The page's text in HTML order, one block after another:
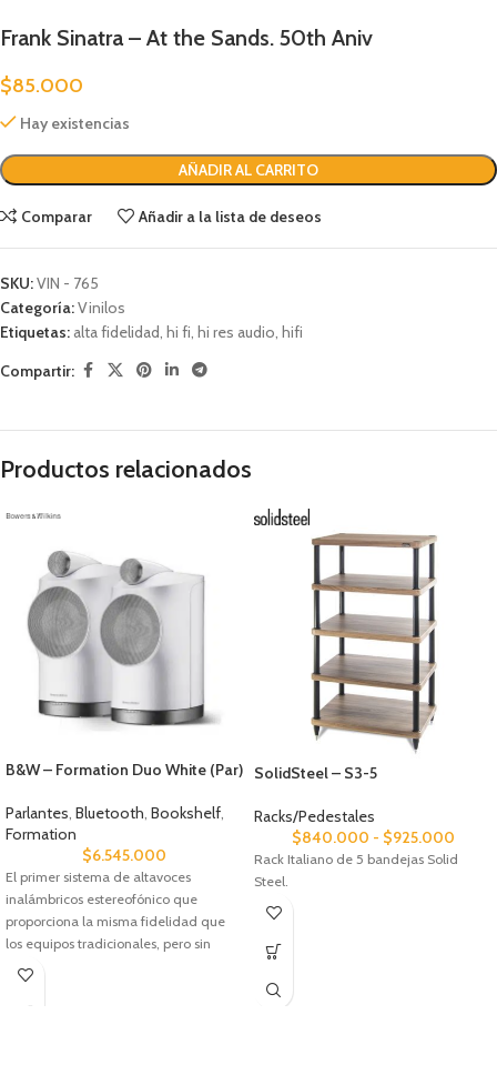
Frank Sinatra – At the Sands. 50th Aniv
$85.000
Hay existencias
AÑADIR AL CARRITO
Comparar Añadir a la lista de deseos
SKU:VIN - 765
Categoría:Vinilos
Etiquetas: alta fidelidad, hi fi, hi res audio, hifi
Compartir:
Productos relacionados
B&W – Formation Duo White (Par)
Parlantes, Bluetooth, Bookshelf,
Formation
$6.545.000
El primer sistema de altavoces
inalámbricos estereofónico que
proporciona la misma fidelidad que
los equipos tradicionales, pero sin
cables. El Duo incorpora la misma
SolidSteel – S3-5
Racks/Pedestales
$840.000 - $925.000
Rack Italiano de 5 bandejas Solid
Steel.